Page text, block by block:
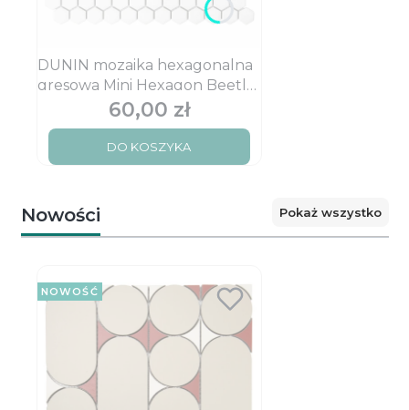
DUNIN mozaika hexagonalna
gresowa Mini Hexagon Beetle
Black mattCena
60,00 zł
DO KOSZYKA
Nowości Pokaż wszystko
NOWOŚĆ